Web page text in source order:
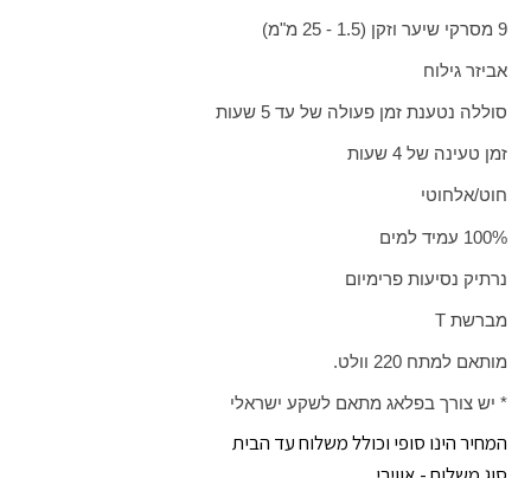
9 מסרקי שיער וזקן (1.5 - 25 מ"מ)
אביזר גילוח
סוללה נטענת זמן פעולה של עד 5 שעות
זמן טעינה של 4 שעות
חוט/אלחוטי
100% עמיד למים
נרתיק נסיעות פרימיום
מברשת T
מותאם למתח 220 וולט.
* יש צורך בפלאג מתאם לשקע ישראלי
המחיר הינו סופי וכולל משלוח עד הבית